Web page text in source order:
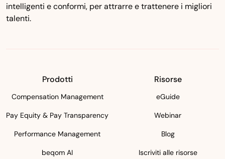
intelligenti e conformi, per attrarre e trattenere i migliori
talenti.
Prodotti
Compensation Management
Pay Equity & Pay Transparency
Performance Management
beqom AI
Risorse
eGuide
Webinar
Blog
Iscriviti alle risorse